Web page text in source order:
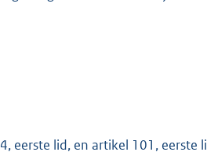
eerste lid, en artikel 101, eerste